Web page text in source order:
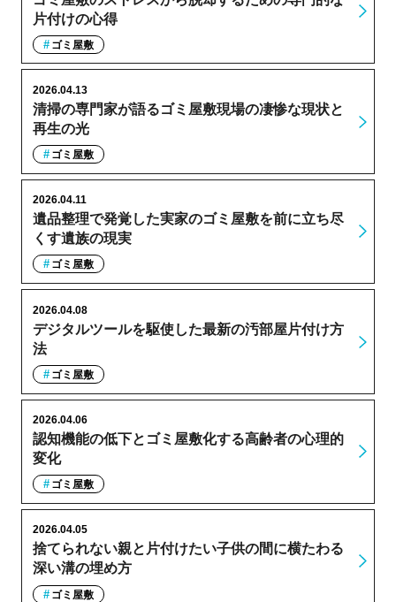
片付けの心得
ゴミ屋敷
清掃の専門家が語るゴミ屋敷現場の凄惨な現状と
再生の光
2026.04.13
ゴミ屋敷
遺品整理で発覚した実家のゴミ屋敷を前に立ち尽
くす遺族の現実
2026.04.11
ゴミ屋敷
デジタルツールを駆使した最新の汚部屋片付け方
法
2026.04.08
ゴミ屋敷
認知機能の低下とゴミ屋敷化する高齢者の心理的
変化
2026.04.06
ゴミ屋敷
捨てられない親と片付けたい子供の間に横たわる
深い溝の埋め方
2026.04.05
ゴミ屋敷